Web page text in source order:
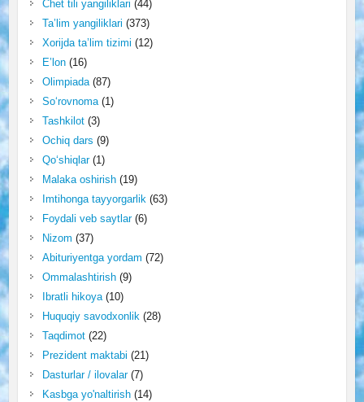
Chet tili yangiliklari (44)
Ta’lim yangiliklari (373)
Xorijda ta’lim tizimi (12)
E’lon(16)
Olimpiada(87)
So‘rovnoma(1)
Tashkilot(3)
Ochiq dars (9)
Qo‘shiqlar(1)
Malaka oshirish(19)
Imtihonga tayyorgarlik(63)
Foydali veb saytlar(6)
Nizom (37)
Abituriyentga yordam (72)
Ommalashtirish(9)
Ibratli hikoya(10)
Huquqiy savodxonlik(28)
Taqdimot(22)
Prezident maktabi (21)
Dasturlar / ilovalar(7)
Kasbga yo'naltirish(14)